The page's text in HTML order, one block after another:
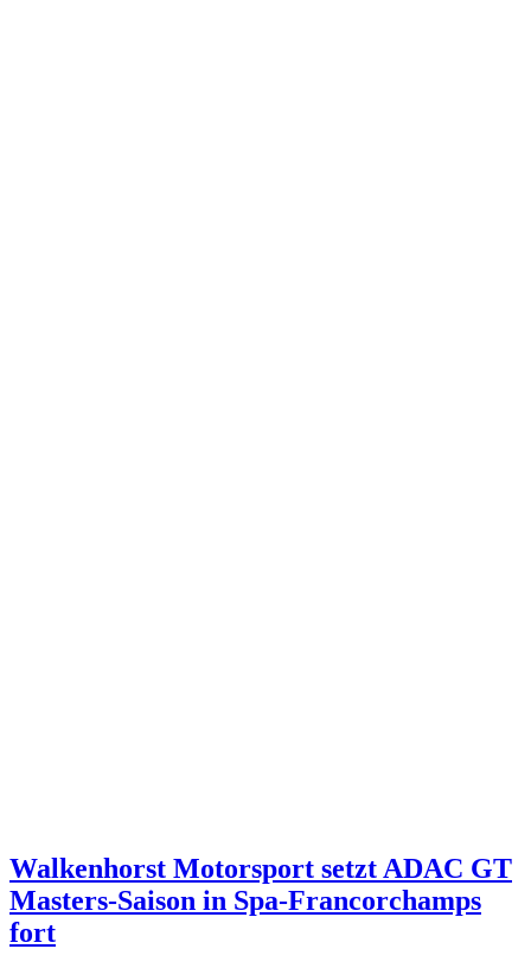
Walkenhorst Motorsport setzt ADAC GT
Masters-Saison in Spa-Francorchamps
fort